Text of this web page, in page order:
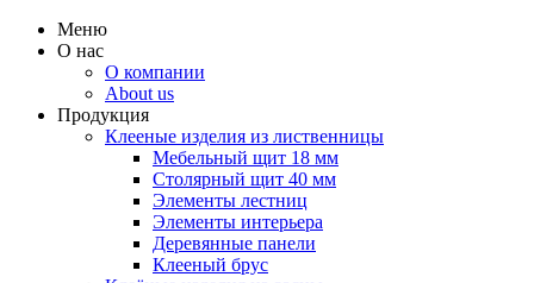
Меню
О нас
О компании
About us
Продукция
Клееные изделия из лиственницы
Мебельный щит 18 мм
Столярный щит 40 мм
Элементы лестниц
Элементы интерьера
Деревянные панели
Клееный брус